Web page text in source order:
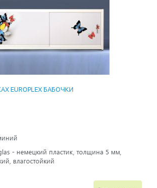
EUROPLEX БАБОЧКИ
- немецкий пластик, толщина 5 мм,
влагостойкий